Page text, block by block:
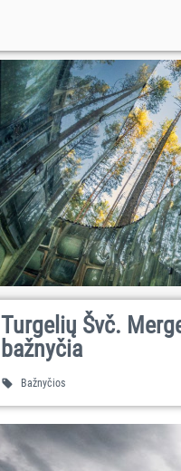
Turgelių Švč.
bažnyčia
Bažnyčios